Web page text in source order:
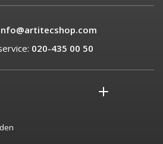
020-435 00 50